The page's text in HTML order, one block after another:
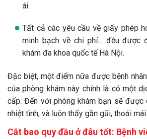
ái.
Tất cả các yêu cầu về giấy phép
minh bạch về chi phí… đều được
khám đa khoa quốc tế Hà Nội.
Đặc biệt, một điểm nữa được bệnh
của phòng khám này chính là có một
cấp. Đến với phòng khám bạn sẽ được
nhiệt tình, và luôn thấy gần gũi, thoải mái
Cắt bao quy đầu ở đâu tốt: Bệnh